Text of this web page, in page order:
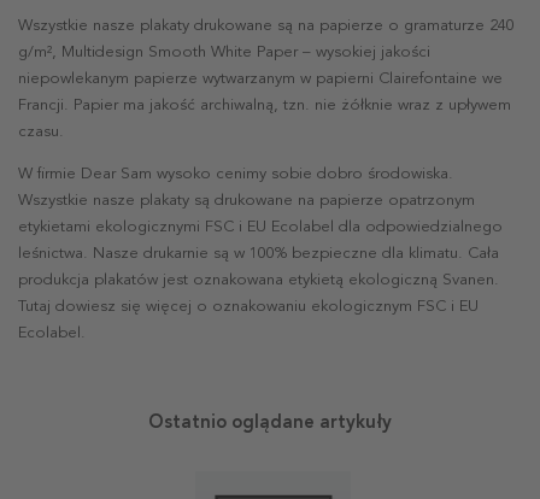
Wszystkie nasze plakaty drukowane są na papierze o gramaturze 240
g/m², Multidesign Smooth White Paper – wysokiej jakości
niepowlekanym papierze wytwarzanym w papierni Clairefontaine we
Francji. Papier ma jakość archiwalną, tzn. nie żółknie wraz z upływem
czasu.
W firmie Dear Sam wysoko cenimy sobie dobro środowiska.
Wszystkie nasze plakaty są drukowane na papierze opatrzonym
etykietami ekologicznymi FSC i EU Ecolabel dla odpowiedzialnego
leśnictwa. Nasze drukarnie są w 100% bezpieczne dla klimatu. Cała
produkcja plakatów jest oznakowana etykietą ekologiczną Svanen.
Tutaj dowiesz się więcej o oznakowaniu ekologicznym FSC i EU
Ecolabel.
Ostatnio oglądane artykuły